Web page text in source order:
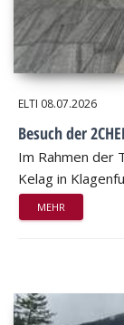
ELTI 08.07.2026
Besuch der
Im Rahmen der
Kelag in
MEHR